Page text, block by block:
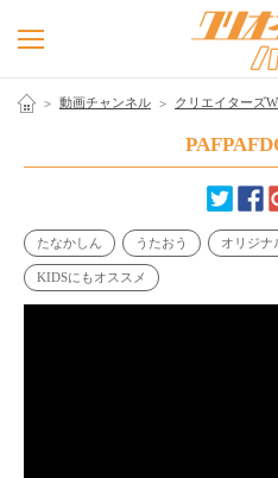
動画チャンネル クリエイターズ
たなかしん うたおう オリジナ
KIDSにもオススメ